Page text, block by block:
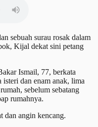
sebuah surau rosak dalam
Kijal dekat sini petang
Ismail, 77, berkata
dan enam anak, lima
sebelum sebatang
rumahnya.
dan angin kencang.